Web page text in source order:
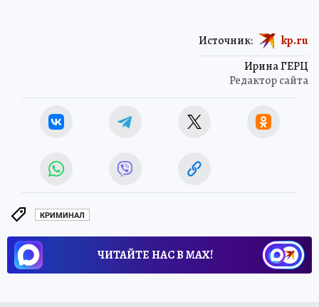
Ирина ГЕРЦ
Редактор сайта
Источник: kp.ru
КРИМИНАЛ
ЧИТАЙТЕ НАС В МАХ!